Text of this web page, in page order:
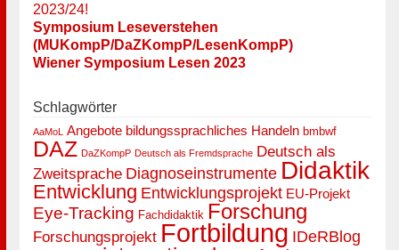
2023/24!
Symposium Leseverstehen
(MUKompP/DaZKompP/LesenKompP)
Wiener Symposium Lesen 2023
Schlagwörter
AaMoL Angebote bildungssprachliches Handeln bmbwf
DAZ DaZKompP Deutsch als Fremdsprache Deutsch als
Zweitsprache Diagnoseinstrumente Didaktik
Entwicklung Entwicklungsprojekt EU-Projekt
Eye-Tracking Fachdidaktik Forschung
Forschungsprojekt Fortbildung IDeRBlog